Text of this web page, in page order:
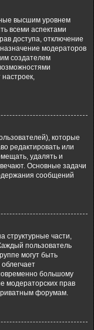
высшим уровнем
всеми аспектами
доступа, отключение
модераторов
создателем
которые
редактировать или
удалять и
Основные задачи
сообщений
структурные части,
пользователь
могут быть
большому
модераторских прав
форумам.